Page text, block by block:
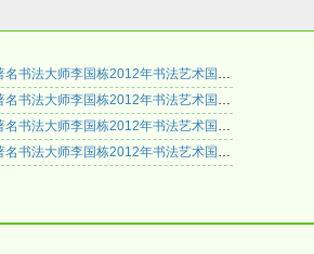
师李国栋2012年书法艺术国际巡回展侧记(四）
师李国栋2012年书法艺术国际巡回展侧记(三）
师李国栋2012年书法艺术国际巡回展侧记(二）
师李国栋2012年书法艺术国际巡回展侧记（一）